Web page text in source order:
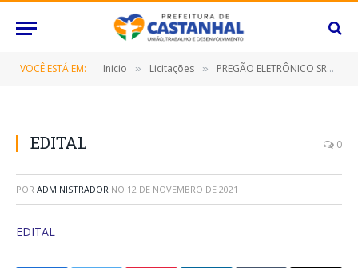
VOCÊ ESTÁ EM: Inicio » Licitações » PREGÃO ELETRÔNICO SRP Nº 105/2021 (CONTRATAÇÃO DE EMPRESA ESPECIALIZADA PARA PRESTAÇÃO DE SERVIÇO DE MANUTENÇÃO NO SISTEMA DE ILUMINAÇÃO PÚBLICA NESTE MUNICÍPIO DE CASTANHAL/PARÁ, POR UM PERÍODO DE 12 (DOZE) MESES)
EDITAL 0
POR ADMINISTRADOR NO 12 DE NOVEMBRO DE 2021
EDITAL